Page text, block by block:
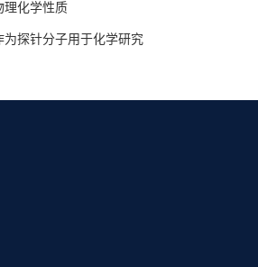
理化学性质
探针分子用于化学研究